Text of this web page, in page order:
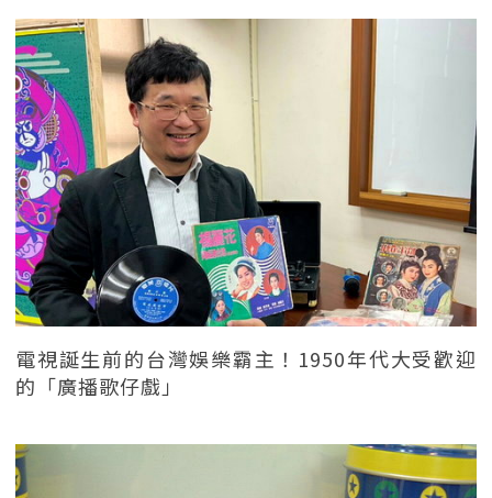
電視誕生前的台灣娛樂霸主！1950年代大受歡迎
的「廣播歌仔戲」